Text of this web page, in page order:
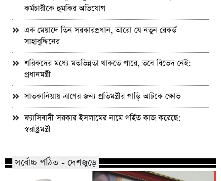
কর্মচারীকে হুমকির অভিযোগ
এক মেয়াদে তিন সরকারপ্রধান, আরো যে নতুন রেকর্ড
সাহাবুদ্দিনের
শরিকদের মধ্যে মতভিন্নতা থাকতে পারে, তবে বিভেদ নেই:
প্রধানমন্ত্রী
সাতকানিয়ায় ত্রাণের জন্য প্রতিমন্ত্রীর গাড়ি আটকে ক্ষোভ
ফ্যাসিবাদী সরকার ইসলামের নামে গর্হিত কাজ করেছে:
স্বরাষ্ট্রমন্ত্রী
সর্বোচ্চ পঠিত - দেশজুড়ে